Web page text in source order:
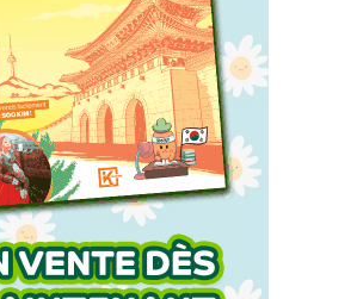
Accueil
Actu
Events
Jeux
Mag & livres